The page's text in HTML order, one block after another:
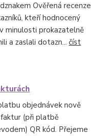
Ověřená recenze
kteří hodnocený
minulosti prokazatelně
a zaslali dotazn... číst
objednávek nově
(při platbě
QR kód. Přejeme